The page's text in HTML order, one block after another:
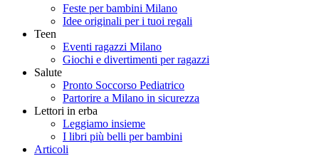
Feste per bambini Milano
Idee originali per i tuoi regali
Teen
Eventi ragazzi Milano
Giochi e divertimenti per ragazzi
Salute
Pronto Soccorso Pediatrico
Partorire a Milano in sicurezza
Lettori in erba
Leggiamo insieme
I libri più belli per bambini
Articoli